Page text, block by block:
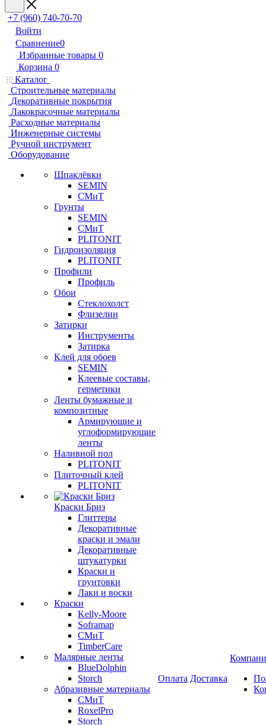
+7 (960) 740-70-70
Войти
Сравнение0
Избранные товары 0
Корзина 0
Каталог
Строительные материалы
Декоративные покрытия
Лакокрасочные материалы
Расходные материалы
Инженерные системы
Ручной инструмент
Оборудование
Шпаклёвки
SEMIN
СМиТ
Грунты
SEMIN
СМиТ
PLITONIT
Гидроизоляция
PLITONIT
Профили
Профиль
Обои
Стеклохолст
Флизелин
Затирки
Инструменты
Затирка
Клей для обоев
SEMIN
Клеевые составы,
герметики
Ленты бумажные и
композитные
Армирующие и
углоформирующие
ленты
Наливной пол
PLITONIT
Плиточный клей
PLITONIT
Краски Бриз
Глиттеры
Декоративные
краски и эмали
Декоративные
штукатурки
Краски и
грунтовки
Лаки и воски
Краски
Kelly-Moore
Soframap
СМиТ
TimberCare
Малярные ленты
BlueDolphin
Storch
Абразивные материалы
СМиТ
RoxelPro
Storch
Оплата Доставка